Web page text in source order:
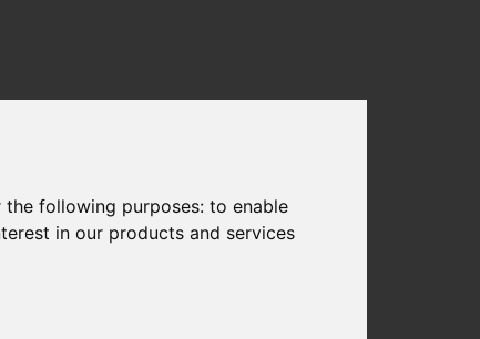
following purposes: to enable
in our products and services